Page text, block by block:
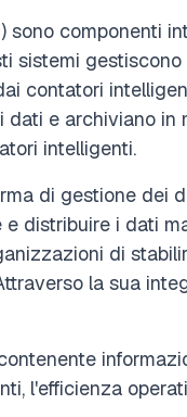
sono componenti
sistemi gestiscono
contatori
e archiviano in
intelligenti.
di gestione dei
e distribuire i dati
di
la sua
l'efficienza